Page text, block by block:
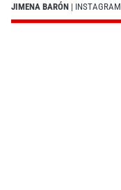
JIMENA BARÓN | INSTAGRAM